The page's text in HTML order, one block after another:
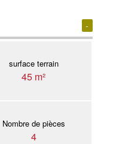
-
surface terrain
45 m²
Nombre de pièces
4